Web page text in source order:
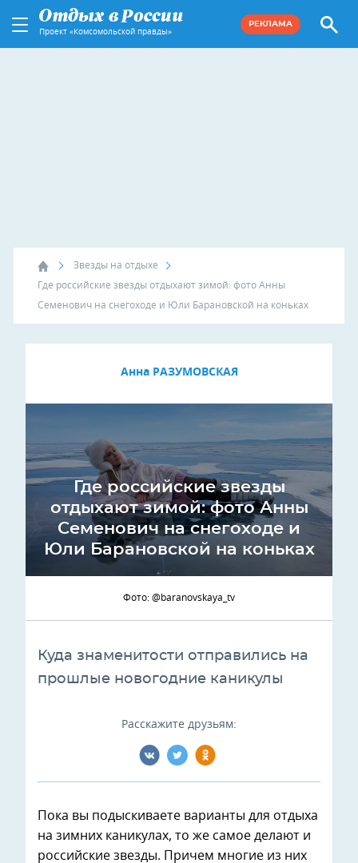
Проект «Комсомольской правды»
РЕКЛАМА
Звезды на отдыхе
Где российские звезды отдыхают зимой: фото Анны
Семенович на снегоходе и Юли Барановской на коньках
Анна РАЗУМОВСКАЯ
Где российские звезды
отдыхают зимой: фото Анны
Семенович на снегоходе и
Юли Барановской на коньках
Фото: @baranovskaya_tv
Куда знаменитости отправились на
прошлые новогодние каникулы
Расскажите друзьям:
Пока вы подыскиваете варианты для отдыха
на зимних каникулах, то же самое делают и
российские звезды. Причем многие из них